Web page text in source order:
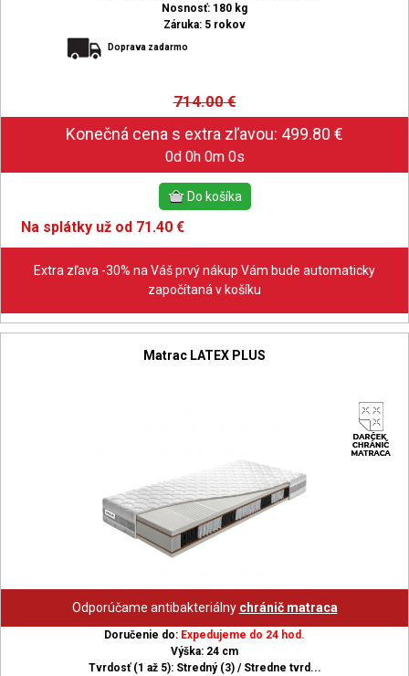
Nosnosť: 180 kg
Záruka: 5 rokov
Doprava zadarmo
714.00€
0d 0h 0m 0s
Na splátky už od 71.40 €
Extra zľava -30% na Váš prvý nákup Vám bude automaticky
započítaná v košíku
Matrac LATEX PLUS
Odporúčame antibakteriálny chránič matraca
Doručenie do: Expedujeme do 24 hod.
Výška: 24 cm
Tvrdosť (1 až 5): Stredný (3) / Stredne tvrd...